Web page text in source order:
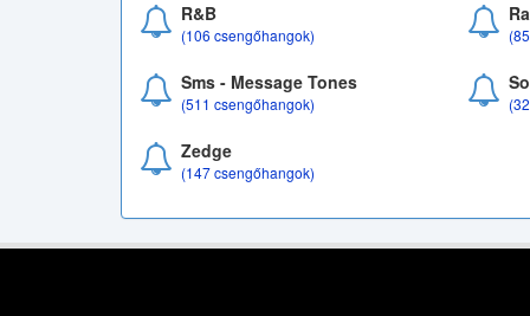
R&B
(106 csengőhangok)
Sms - Message Tones
(511 csengőhangok)
Zedge
(147 csengőhangok)